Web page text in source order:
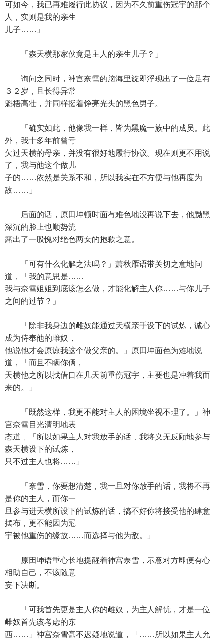
可如今，我已再难履行此协议，因为不久前重伤冠宇的那个
人，实则是我的亲生
儿子……」
「森天横那家伙竟是主人的亲生儿子？」
询问之同时，神宫奈雪的脑海里旋即浮现出了一位足有
３２岁，且长得异常
魁梧高壮，并同样挺着铮亮光头的黑色男子。
「确实如此，他像我一样，皆为黑魔一族中的成员。此
外，我十多年前曾亏
欠过天横的母亲，并没有很好地履行协议。现在则更不用说
了，我与他这个做儿
子的……依然是关系不和，所以我实在不方便与他再度为
敌……」
后面的话，原田坤顿时面有难色地没再说下去，他黝黑
深沉的脸上也顺势流
露出了一股愧对绝色两女的抱歉之意。
「可有什么化解之法吗？」萧秋雁语带关切之意地问
道，「我的意思是……
我与奈雪姐姐到底该怎么做，才能化解主人你……与你儿子
之间的过节？」
「除非我身边的雌奴能通过天横亲手设下的试炼，诚心
成为侍奉他的雌奴，
他说他才会原谅我这个做父亲的。」原田坤面色为难地说
道，「而且不瞒你俩，
天横他之所以找借口在几天前重伤冠宇，主要也是冲着我而
来的。」
「既然这样，我更不能对主人的困境坐视不理了。」神
宫奈雪目光清明地表
态道，「所以如果主人对我放手的话，我将义无反顾地参与
森天横设下的试炼，
只不过主人也将……」
「奈雪，你要想清楚，我一旦对你放手的话，我将不再
是你的主人，而你一
旦参与进天横所设下的试炼的话，搞不好你将接受他的肆意
摆布，更不能因为冠
宇被他重伤的缘故……而选择与他为敌。」
原田坤语重心长地提醒着神宫奈雪，示意对方即便有心
相助自己，不该随意
妄下决断。
「可我首先更是主人你的雌奴，为主人解忧，才是一位
雌奴首先该考虑的东
西……」神宫奈雪毫不迟疑地说道，「……所以如果主人允